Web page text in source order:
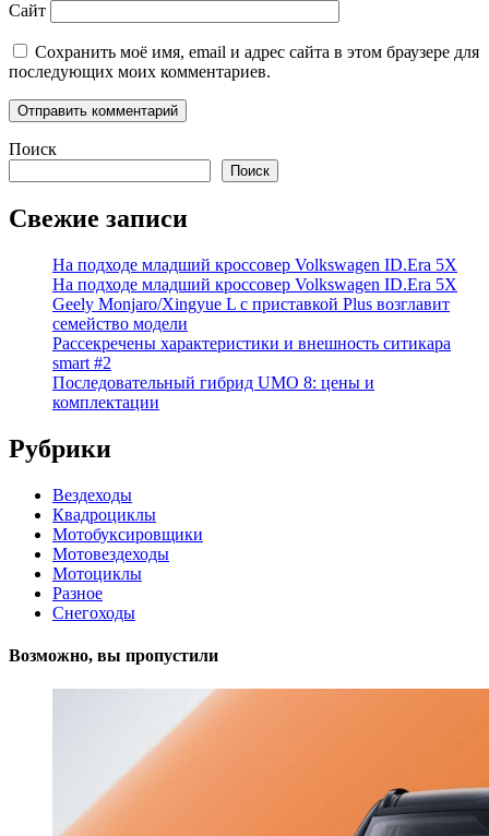
Сайт
Сохранить моё имя, email и адрес сайта в этом браузере для
последующих моих комментариев.
Поиск
Поиск
Свежие записи
На подходе младший кроссовер Volkswagen ID.Era 5X
На подходе младший кроссовер Volkswagen ID.Era 5X
Geely Monjaro/Xingyue L с приставкой Plus возглавит
семейство модели
Рассекречены характеристики и внешность ситикара
smart #2
Последовательный гибрид UMO 8: цены и
комплектации
Рубрики
Вездеходы
Квадроциклы
Мотобуксировщики
Мотовездеходы
Мотоциклы
Разное
Снегоходы
Возможно, вы пропустили